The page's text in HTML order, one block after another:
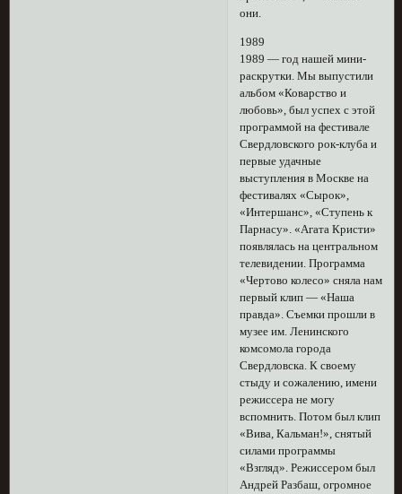
они.
1989
1989 — год нашей мини-
раскрутки. Мы выпустили
альбом «Коварство и
любовь», был успех с этой
программой на фестивале
Свердловского рок-клуба и
первые удачные
выступления в Москве на
фестивалях «Сырок»,
«Интершанс», «Ступень к
Парнасу». «Агата Кристи»
появлялась на центральном
телевидении. Программа
«Чертово колесо» сняла нам
первый клип — «Наша
правда». Съемки прошли в
музее им. Ленинского
комсомола города
Свердловска. К своему
стыду и сожалению, имени
режиссера не могу
вспомнить. Потом был клип
«Вива, Кальман!», снятый
силами программы
«Взгляд». Режиссером был
Андрей Разбаш, огромное